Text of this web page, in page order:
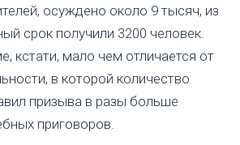
осуждено около 9 тысяч, из
срок получили 3200 человек.
кстати, мало чем отличается от
в которой количество
призыва в разы больше
приговоров.